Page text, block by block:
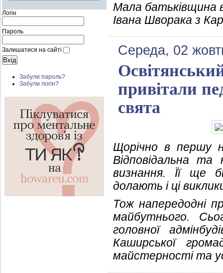
Логін
Пароль
Залишатися на сайті
Забули пароль?
Забули логін?
Мала батьківщина
Івана Шворака з
Середа, 02
привітали
свята
Щорічно в першу
Відповідальна та
визнання. Її ще
долають і ці
Тож напередодні
майбутнього.
головної
Каширської
майстерності та